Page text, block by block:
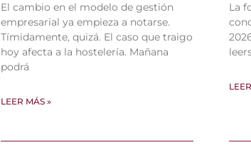
El cambio en el modelo de gestión
empresarial ya empieza a notarse.
Tímidamente, quizá. El caso que traigo
hoy afecta a la hostelería. Mañana
podrá
LEER MÁS »
La